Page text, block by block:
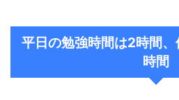
平日の勉強時間は2時間
時間